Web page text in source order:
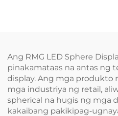
Ang RMG LED Sphere
pinakamataas na antas ng
display. Ang mga produkto
mga industriya ng retail,
spherical na hugis ng mga
kakaibang pakikipag-